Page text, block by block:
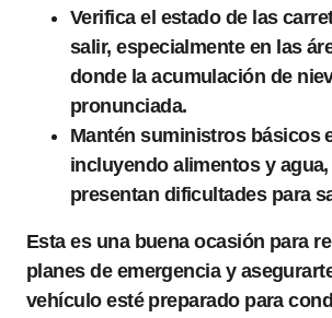
Verifica el estado de las
salir, especialmente en las
donde la acumulación de
pronunciada.
Mantén suministros básicos
incluyendo alimentos y
presentan dificultades para
Esta es una buena ocasión para
planes de emergencia y
vehículo esté preparado para